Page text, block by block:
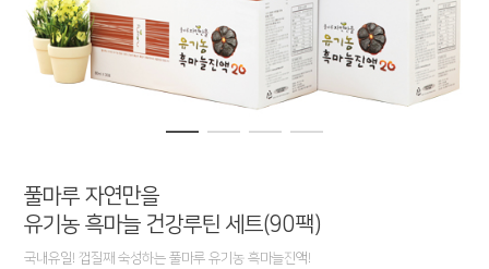
풀마루 자연만을
유기농 흑마늘 건강루틴 세트(90팩)
국내유일! 껍질째 숙성하는 풀마루 유기농 흑마늘진액!